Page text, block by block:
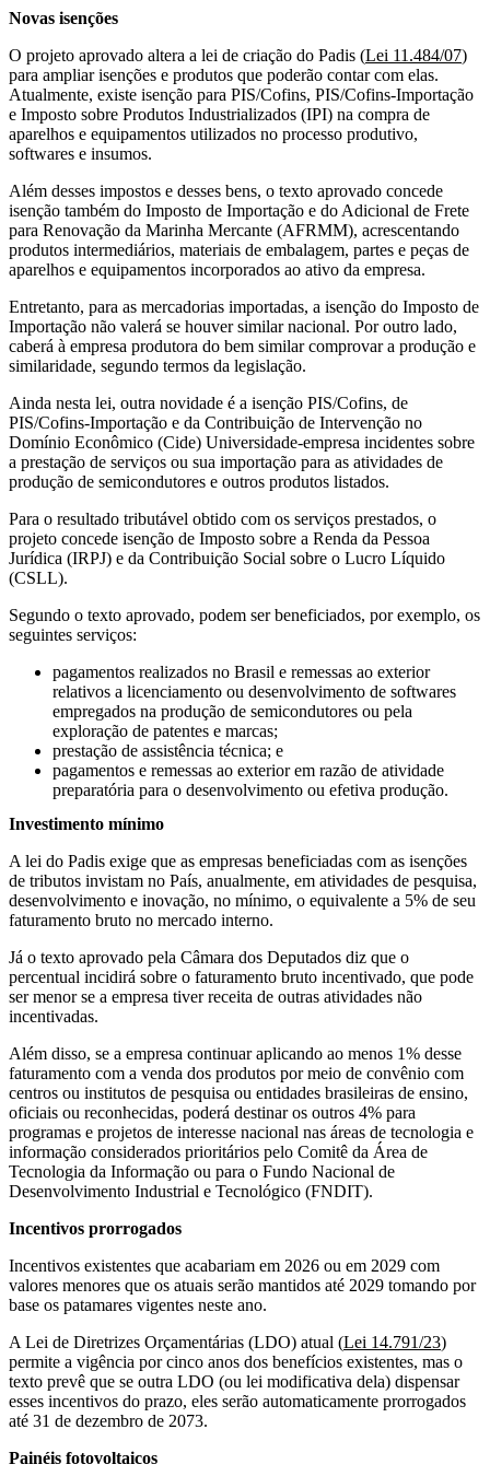
Novas isenções
O projeto aprovado altera a lei de criação do Padis (Lei 11.484/07)
para ampliar isenções e produtos que poderão contar com elas.
Atualmente, existe isenção para PIS/Cofins, PIS/Cofins-Importação
e Imposto sobre Produtos Industrializados (IPI) na compra de
aparelhos e equipamentos utilizados no processo produtivo,
softwares e insumos.
Além desses impostos e desses bens, o texto aprovado concede
isenção também do Imposto de Importação e do Adicional de Frete
para Renovação da Marinha Mercante (AFRMM), acrescentando
produtos intermediários, materiais de embalagem, partes e peças de
aparelhos e equipamentos incorporados ao ativo da empresa.
Entretanto, para as mercadorias importadas, a isenção do Imposto de
Importação não valerá se houver similar nacional. Por outro lado,
caberá à empresa produtora do bem similar comprovar a produção e
similaridade, segundo termos da legislação.
Ainda nesta lei, outra novidade é a isenção PIS/Cofins, de
PIS/Cofins-Importação e da Contribuição de Intervenção no
Domínio Econômico (Cide) Universidade-empresa incidentes sobre
a prestação de serviços ou sua importação para as atividades de
produção de semicondutores e outros produtos listados.
Para o resultado tributável obtido com os serviços prestados, o
projeto concede isenção de Imposto sobre a Renda da Pessoa
Jurídica (IRPJ) e da Contribuição Social sobre o Lucro Líquido
(CSLL).
Segundo o texto aprovado, podem ser beneficiados, por exemplo, os
seguintes serviços:
pagamentos realizados no Brasil e remessas ao exterior
relativos a licenciamento ou desenvolvimento de softwares
empregados na produção de semicondutores ou pela
exploração de patentes e marcas;
prestação de assistência técnica; e
pagamentos e remessas ao exterior em razão de atividade
preparatória para o desenvolvimento ou efetiva produção.
Investimento mínimo
A lei do Padis exige que as empresas beneficiadas com as isenções
de tributos invistam no País, anualmente, em atividades de pesquisa,
desenvolvimento e inovação, no mínimo, o equivalente a 5% de seu
faturamento bruto no mercado interno.
Já o texto aprovado pela Câmara dos Deputados diz que o
percentual incidirá sobre o faturamento bruto incentivado, que pode
ser menor se a empresa tiver receita de outras atividades não
incentivadas.
Além disso, se a empresa continuar aplicando ao menos 1% desse
faturamento com a venda dos produtos por meio de convênio com
centros ou institutos de pesquisa ou entidades brasileiras de ensino,
oficiais ou reconhecidas, poderá destinar os outros 4% para
programas e projetos de interesse nacional nas áreas de tecnologia e
informação considerados prioritários pelo Comitê da Área de
Tecnologia da Informação ou para o Fundo Nacional de
Desenvolvimento Industrial e Tecnológico (FNDIT).
Incentivos prorrogados
Incentivos existentes que acabariam em 2026 ou em 2029 com
valores menores que os atuais serão mantidos até 2029 tomando por
base os patamares vigentes neste ano.
A Lei de Diretrizes Orçamentárias (LDO) atual (Lei 14.791/23)
permite a vigência por cinco anos dos benefícios existentes, mas o
texto prevê que se outra LDO (ou lei modificativa dela) dispensar
esses incentivos do prazo, eles serão automaticamente prorrogados
até 31 de dezembro de 2073.
Painéis fotovoltaicos